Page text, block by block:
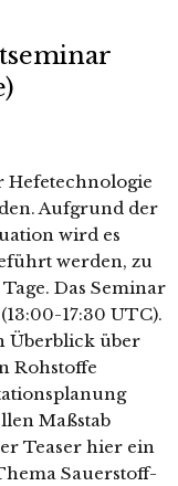
Hefetechnologie
Aufgrund der
wird es
werden, zu
Das Seminar
17:30 UTC).
Überblick über
Rohstoffe
Maßstab
Teaser hier ein
Sauerstoff-